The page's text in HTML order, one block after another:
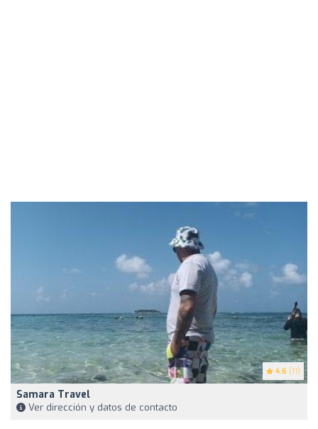
4.6 (11)
Samara Travel
Ver dirección y datos de contacto